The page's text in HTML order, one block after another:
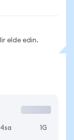
elde edin.
4sa 1G